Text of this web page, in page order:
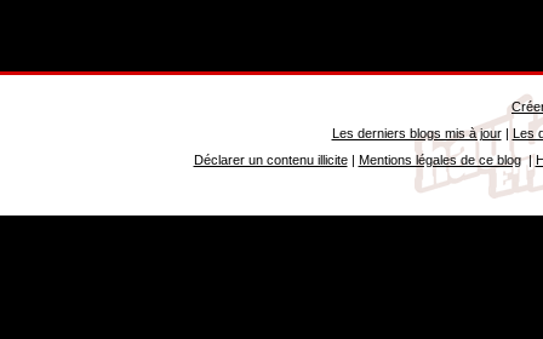
Les derniers blogs mis à jour|
Les
Déclarer un contenu illicite| Mentions légales de ce blog|